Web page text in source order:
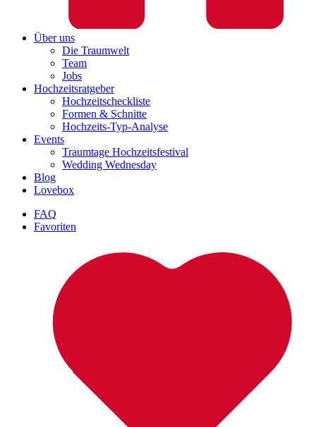
Über uns
Die Traumwelt
Team
Jobs
Hochzeitsratgeber
Hochzeitscheckliste
Formen & Schnitte
Hochzeits-Typ-Analyse
Events
Traumtage Hochzeitsfestival
Wedding Wednesday
Blog
Lovebox
FAQ
Favoriten